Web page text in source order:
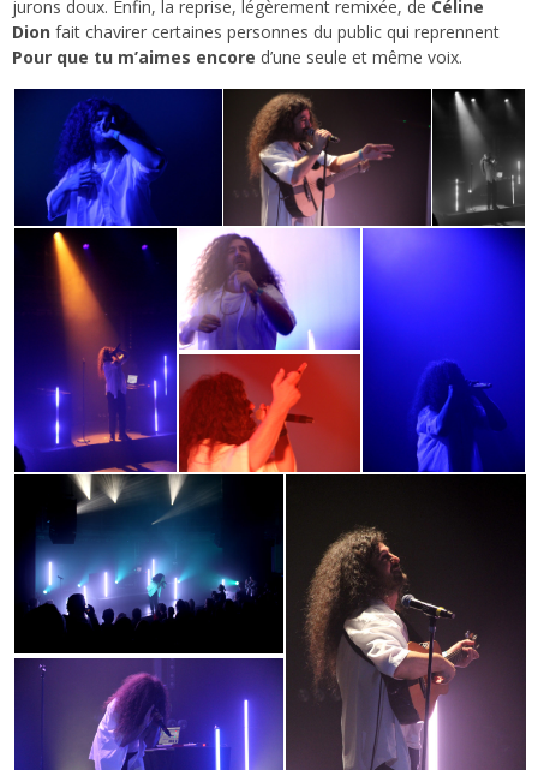
jurons doux. Enfin, la reprise, légèrement remixée, de Céline
Dion fait chavirer certaines personnes du public qui reprennent
Pour que tu m’aimes encore d’une seule et même voix.